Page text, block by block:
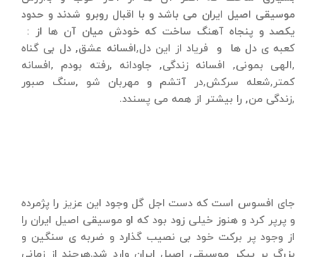
موسیقی اصیل ایران می باشد و با اقبال روبرو شدند و حدود
یكصد و پنجاه آهنگ ساخت كه خودش میان آن ها از :
كعبه ی دل ها و فریاد از این دل,افسانه عشق, دل بی گناه
,الهی بمونی, افسانه زندگی, جاودانه ,رفته بودم ,افسانه
كمتر,شعله سركش‌,در آتشم و مهربان شو ,سنگ صبور
,زندگی من, را بیشتر از همه می پسندد.
جای افسوس است كه دست اجل گل وجود این عزیز را پژمرده
و پرپر كرد و هنوز خیلی زود بود كه او موسیقی اصیل ایران را
از وجود پر بركت خود بی نصیب گذارد و ضربه ی سنگین و